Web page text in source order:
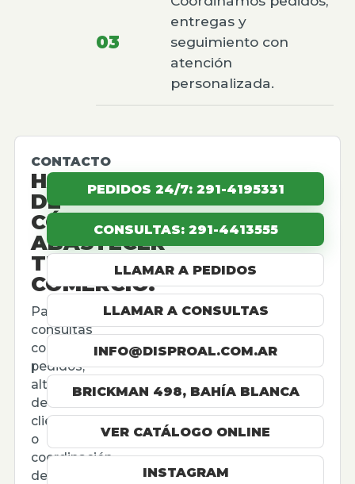
03
entregas y
seguimiento con
atención
personalizada.
CONTACTO
HABLEMOS
DE
CÓMO
ABASTECER
TU
COMERCIO.
Para
consultas
comerciales,
pedidos,
altas
de
cliente
o
coordinación
de
PEDIDOS 24/7: 291-4195331
CONSULTAS: 291-4413555
LLAMAR A PEDIDOS
LLAMAR A CONSULTAS
INFO@DISPROAL.COM.AR
BRICKMAN 498, BAHÍA BLANCA
VER CATÁLOGO ONLINE
INSTAGRAM